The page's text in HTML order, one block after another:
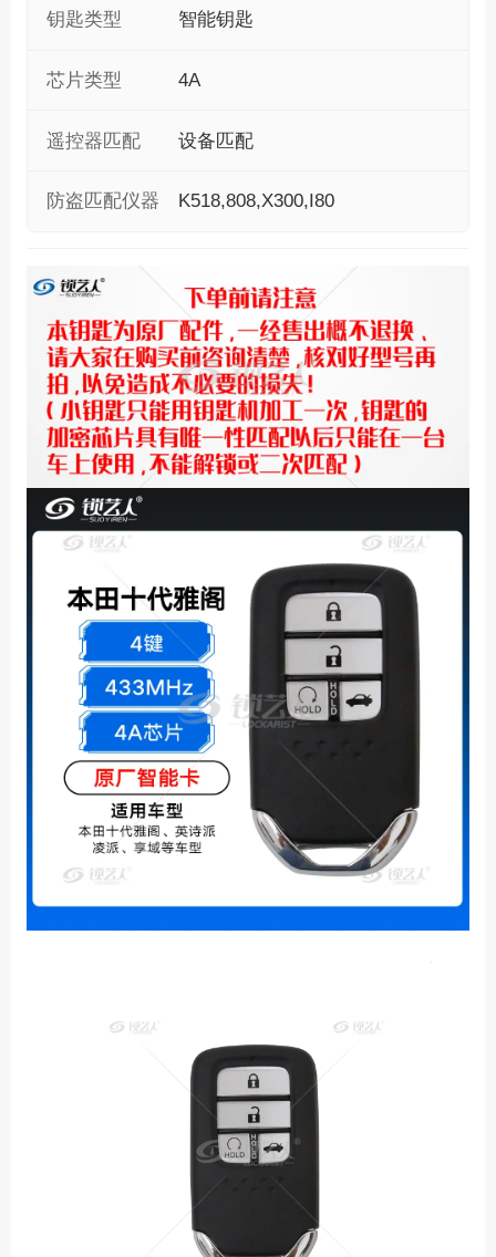
钥匙类型 智能钥匙
芯片类型 4A
遥控器匹配 设备匹配
防盗匹配仪器 K518,808,X300,I80